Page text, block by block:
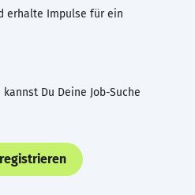
erhalte Impulse für ein
Du Deine Job-Suche